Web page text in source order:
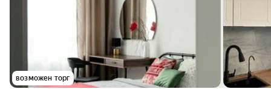
возможен торг